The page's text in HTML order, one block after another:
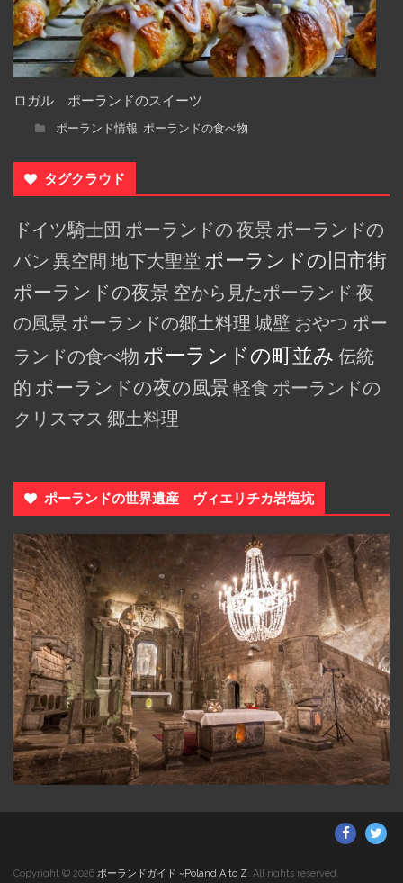
ロガル ポーランドのスイーツ
ポーランド情報, ポーランドの食べ物
タグクラウド
ドイツ騎士団 ポーランドの 夜景 ポーランドの
パン 異空間 地下大聖堂 ポーランドの旧市街
ポーランドの夜景 空から見たポーランド 夜
の風景 ポーランドの郷土料理 城壁 おやつ ポー
ランドの食べ物 ポーランドの町並み 伝統
的 ポーランドの夜の風景 軽食 ポーランドの
クリスマス 郷土料理
ポーランドの世界遺産 ヴィエリチカ岩塩坑
Copyright © 2026 ポーランドガイド ~Poland A to Z . All rights reserved.